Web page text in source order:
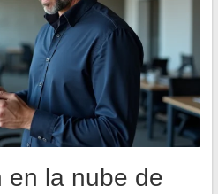
en la nube de